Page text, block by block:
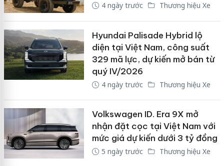
4 ngày trước Thương hiệu Xe
Hyundai Palisade Hybrid lộ
diện tại Việt Nam, công suất
329 mã lực, dự kiến mở bán từ
quý IV/2026
4 ngày trước Thương hiệu Xe
Volkswagen ID. Era 9X mở
nhận đặt cọc tại Việt Nam với
mức giá dự kiến dưới 3 tỷ đồng
5 ngày trước Thương hiệu Xe